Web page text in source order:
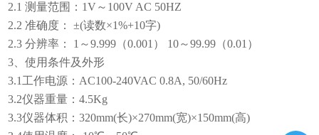
2.1 测量范围：1V～100V AC 50HZ
2.2 准确度： ±(读数×1%+10字)
2.3 分辨率： 1～9.999（0.001） 10～99.99（0.01）
3、使用条件及外形
3.1工作电源：AC100-240VAC 0.8A, 50/60Hz
3.2仪器重量：4.5Kg
3.3仪器体积：320mm(长)×270mm(宽)×150mm(高)